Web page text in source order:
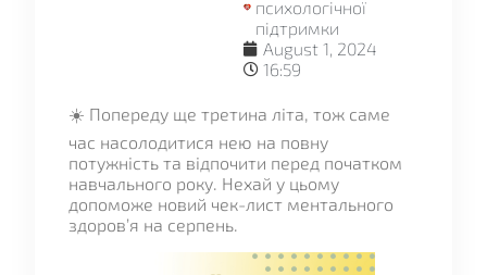
психологічної
підтримки
August 1, 2024
16:59
☀️ Попереду ще третина літа, тож саме
час насолодитися нею на повну
потужність та відпочити перед початком
навчального року. Нехай у цьому
допоможе новий чек-лист ментального
здоров’я на серпень.